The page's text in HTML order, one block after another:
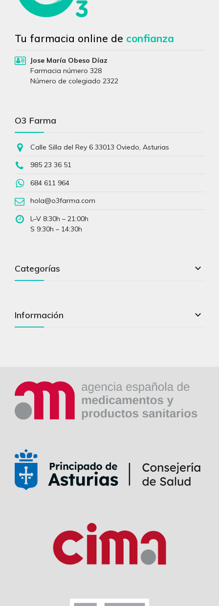
Tu farmacia online de confianza
Jose María Obeso Díaz
Farmacia número 328
Número de colegiado 2322
O3 Farma
Calle Silla del Rey 6 33013 Oviedo, Asturias
985 23 36 51
684 611 964
hola@o3farma.com
L–V 8:30h – 21:00h
S 9:30h – 14:30h
Categorías 
Información 